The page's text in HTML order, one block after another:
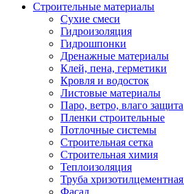
Строительные материалы
Сухие смеси
Гидроизоляция
Гидрошпонки
Дренажные материалы
Клей, пена, герметики
Кровля и водосток
Листовые материалы
Паро, ветро, влаго защита
Пленки строительные
Потлочные системы
Строительная сетка
Строительная химия
Теплоизоляция
Труба
Фасад